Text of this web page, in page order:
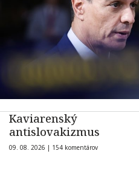
Kaviarenský
antislovakizmus
09. 08. 2026 | 154 komentárov